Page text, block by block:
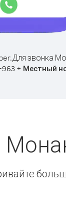
Для звонка
963 + Местный